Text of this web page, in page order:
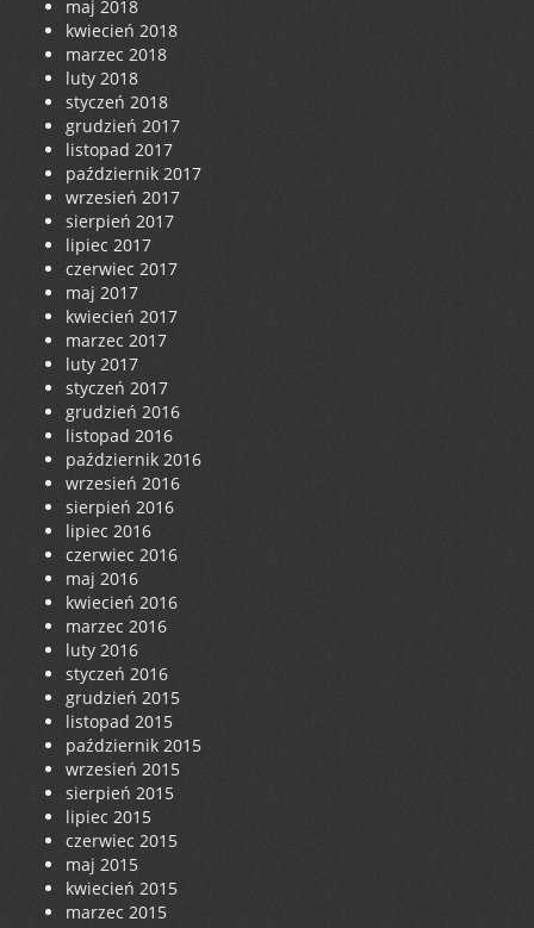
maj 2018
kwiecień 2018
marzec 2018
luty 2018
styczeń 2018
grudzień 2017
listopad 2017
październik 2017
wrzesień 2017
sierpień 2017
lipiec 2017
czerwiec 2017
maj 2017
kwiecień 2017
marzec 2017
luty 2017
styczeń 2017
grudzień 2016
listopad 2016
październik 2016
wrzesień 2016
sierpień 2016
lipiec 2016
czerwiec 2016
maj 2016
kwiecień 2016
marzec 2016
luty 2016
styczeń 2016
grudzień 2015
listopad 2015
październik 2015
wrzesień 2015
sierpień 2015
lipiec 2015
czerwiec 2015
maj 2015
kwiecień 2015
marzec 2015